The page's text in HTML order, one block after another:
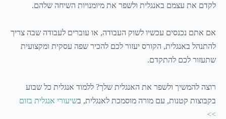
לקדם את עצמם באנגלית ולשפר את מיומנויות השיחה שלהם.
אם אתם נכנסים עכשיו לשוק העבודה, או עוברים לעבודה שבה צריך
להתנהל באנגלית, הקורס יעזור לכם להכיר שפה עסקית ומקצועית
שתעזור לכם להתקדם.
רוצה להמשיך ולשפר את האנגלית שלך? ללמוד אנגלית כל שבוע
בקבוצות קטנות, עם מורה מוסמכת לאנגלית, בשיעורי אנגלית בזום
>>